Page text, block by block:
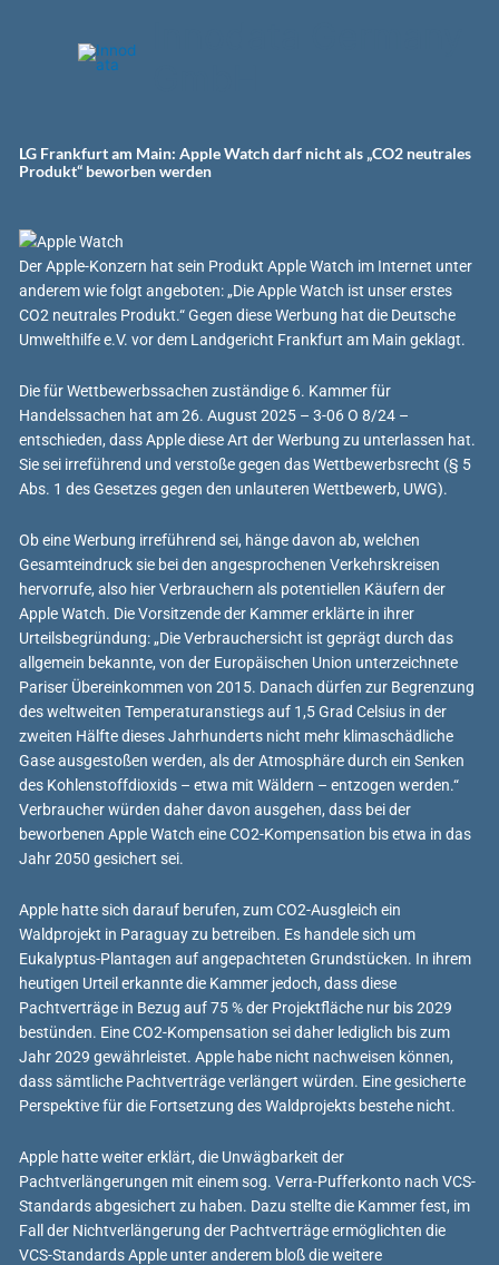
LG Frankfurt am Main: Apple Watch darf nicht als „CO2 neutrales
Produkt“ beworben werden
Der Apple-Konzern hat sein Produkt Apple Watch im Internet unter
anderem wie folgt angeboten: „Die Apple Watch ist unser erstes
CO2 neutrales Produkt.“ Gegen diese Werbung hat die Deutsche
Umwelthilfe e.V. vor dem Landgericht Frankfurt am Main geklagt.
Die für Wettbewerbssachen zuständige 6. Kammer für
Handelssachen hat am 26. August 2025 – 3-06 O 8/24 –
entschieden, dass Apple diese Art der Werbung zu unterlassen hat.
Sie sei irreführend und verstoße gegen das Wettbewerbsrecht (§ 5
Abs. 1 des Gesetzes gegen den unlauteren Wettbewerb, UWG).
Ob eine Werbung irreführend sei, hänge davon ab, welchen
Gesamteindruck sie bei den angesprochenen Verkehrskreisen
hervorrufe, also hier Verbrauchern als potentiellen Käufern der
Apple Watch. Die Vorsitzende der Kammer erklärte in ihrer
Urteilsbegründung: „Die Verbrauchersicht ist geprägt durch das
allgemein bekannte, von der Europäischen Union unterzeichnete
Pariser Übereinkommen von 2015. Danach dürfen zur Begrenzung
des weltweiten Temperaturanstiegs auf 1,5 Grad Celsius in der
zweiten Hälfte dieses Jahrhunderts nicht mehr klimaschädliche
Gase ausgestoßen werden, als der Atmosphäre durch ein Senken
des Kohlenstoffdioxids – etwa mit Wäldern – entzogen werden.“
Verbraucher würden daher davon ausgehen, dass bei der
beworbenen Apple Watch eine CO2-Kompensation bis etwa in das
Jahr 2050 gesichert sei.
Apple hatte sich darauf berufen, zum CO2-Ausgleich ein
Waldprojekt in Paraguay zu betreiben. Es handele sich um
Eukalyptus-Plantagen auf angepachteten Grundstücken. In ihrem
heutigen Urteil erkannte die Kammer jedoch, dass diese
Pachtverträge in Bezug auf 75 % der Projektfläche nur bis 2029
bestünden. Eine CO2-Kompensation sei daher lediglich bis zum
Jahr 2029 gewährleistet. Apple habe nicht nachweisen können,
dass sämtliche Pachtverträge verlängert würden. Eine gesicherte
Perspektive für die Fortsetzung des Waldprojekts bestehe nicht.
Apple hatte weiter erklärt, die Unwägbarkeit der
Pachtverlängerungen mit einem sog. Verra-Pufferkonto nach VCS-
Standards abgesichert zu haben. Dazu stellte die Kammer fest, im
Fall der Nichtverlängerung der Pachtverträge ermöglichten die
VCS-Standards Apple unter anderem bloß die weitere